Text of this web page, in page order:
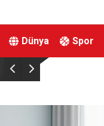
Dünya Spor
Uludağ’da çıkan orman